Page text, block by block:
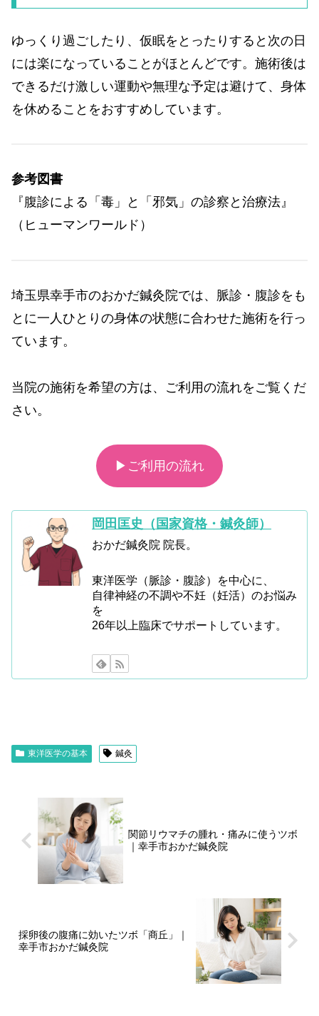
ゆっくり過ごしたり、仮眠をとったりすると次の日
には楽になっていることがほとんどです。施術後は
できるだけ激しい運動や無理な予定は避けて、身体
を休めることをおすすめしています。
参考図書
『腹診による「毒」と「邪気」の診察と治療法』
（ヒューマンワールド）
埼玉県幸手市のおかだ鍼灸院では、脈診・腹診をも
とに一人ひとりの身体の状態に合わせた施術を行っ
ています。
当院の施術を希望の方は、ご利用の流れをご覧くだ
さい。
▶ご利用の流れ
岡田匡史（国家資格・鍼灸師）
おかだ鍼灸院 院長。
東洋医学（脈診・腹診）を中心に、
自律神経の不調や不妊（妊活）のお悩み
を
26年以上臨床でサポートしています。
東洋医学の基本 鍼灸
関節リウマチの腫れ・痛みに使うツボ
｜幸手市おかだ鍼灸院
採卵後の腹痛に効いたツボ「商丘」｜
幸手市おかだ鍼灸院